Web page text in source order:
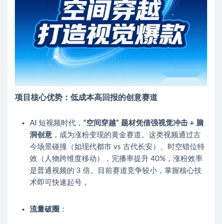
项目核心优势：低成本高回报的创意赛道
AI 短视频时代， “空间穿越” 题材凭借强视觉冲击 + 脑
洞创意 ，成为涨粉变现的黄金赛道。这类视频通过古
今场景碰撞（如现代都市 vs 古代长安）、时空错位特
效（人物跨维度移动），完播率提升 40%，涨粉效率
是普通视频的 3 倍。目前赛道竞争较小，掌握核心技
术即可快速起号，
流量破圈 ：